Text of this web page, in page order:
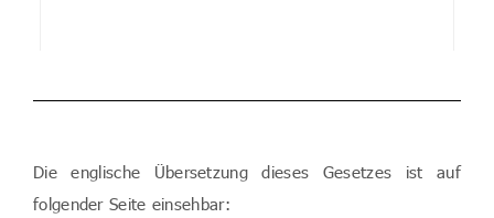
Die englische Übersetzung dieses Gesetzes ist auf
folgender Seite einsehbar: